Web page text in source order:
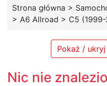
Strona główna >
> A6 Allroad > C5
Pokaż /
Nic nie